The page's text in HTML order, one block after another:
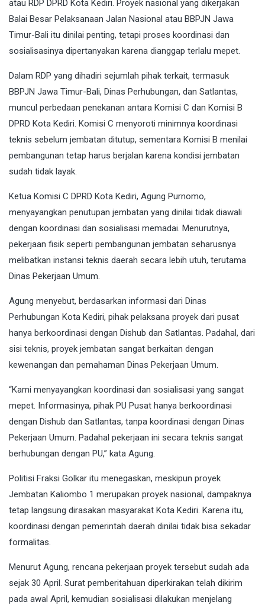
atau RDP DPRD Kota Kediri. Proyek nasional yang dikerjakan
Balai Besar Pelaksanaan Jalan Nasional atau BBPJN Jawa
Timur-Bali itu dinilai penting, tetapi proses koordinasi dan
sosialisasinya dipertanyakan karena dianggap terlalu mepet.
Dalam RDP yang dihadiri sejumlah pihak terkait, termasuk
BBPJN Jawa Timur-Bali, Dinas Perhubungan, dan Satlantas,
muncul perbedaan penekanan antara Komisi C dan Komisi B
DPRD Kota Kediri. Komisi C menyoroti minimnya koordinasi
teknis sebelum jembatan ditutup, sementara Komisi B menilai
pembangunan tetap harus berjalan karena kondisi jembatan
sudah tidak layak.
Ketua Komisi C DPRD Kota Kediri, Agung Purnomo,
menyayangkan penutupan jembatan yang dinilai tidak diawali
dengan koordinasi dan sosialisasi memadai. Menurutnya,
pekerjaan fisik seperti pembangunan jembatan seharusnya
melibatkan instansi teknis daerah secara lebih utuh, terutama
Dinas Pekerjaan Umum.
Agung menyebut, berdasarkan informasi dari Dinas
Perhubungan Kota Kediri, pihak pelaksana proyek dari pusat
hanya berkoordinasi dengan Dishub dan Satlantas. Padahal, dari
sisi teknis, proyek jembatan sangat berkaitan dengan
kewenangan dan pemahaman Dinas Pekerjaan Umum.
“Kami menyayangkan koordinasi dan sosialisasi yang sangat
mepet. Informasinya, pihak PU Pusat hanya berkoordinasi
dengan Dishub dan Satlantas, tanpa koordinasi dengan Dinas
Pekerjaan Umum. Padahal pekerjaan ini secara teknis sangat
berhubungan dengan PU,” kata Agung.
Politisi Fraksi Golkar itu menegaskan, meskipun proyek
Jembatan Kaliombo 1 merupakan proyek nasional, dampaknya
tetap langsung dirasakan masyarakat Kota Kediri. Karena itu,
koordinasi dengan pemerintah daerah dinilai tidak bisa sekadar
formalitas.
Menurut Agung, rencana pekerjaan proyek tersebut sudah ada
sejak 30 April. Surat pemberitahuan diperkirakan telah dikirim
pada awal April, kemudian sosialisasi dilakukan menjelang